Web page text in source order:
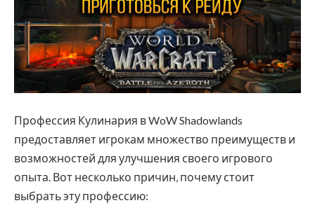
Профессия Кулинария в WoW Shadowlands
предоставляет игрокам множество преимуществ и
возможностей для улучшения своего игрового
опыта. Вот несколько причин, почему стоит
выбрать эту профессию: